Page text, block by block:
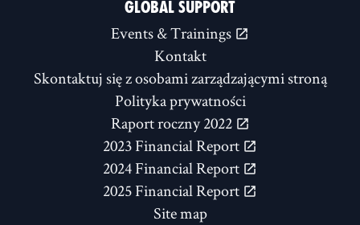
GLOBAL SUPPORT
Events & Trainings
Kontakt
Skontaktuj się z osobami zarządzającymi stroną
Polityka prywatności
Raport roczny 2022
2023 Financial Report
2024 Financial Report
2025 Financial Report
Site map